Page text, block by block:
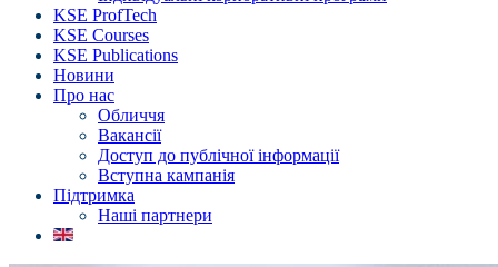
KSE ProfTech
KSE Courses
KSE Publications
Новини
Про нас
Обличчя
Вакансії
Доступ до публічної інформації
Вступна кампанія
Підтримка
Наші партнери